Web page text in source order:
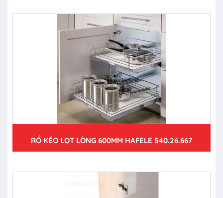
RỔ KÉO LỌT LÒNG 600MM HAFELE 540.26.667